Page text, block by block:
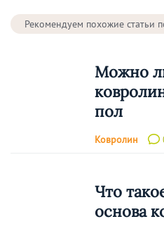
Рекомендуем похожие статьи
Можно
пол
Ковролин
Что
основа